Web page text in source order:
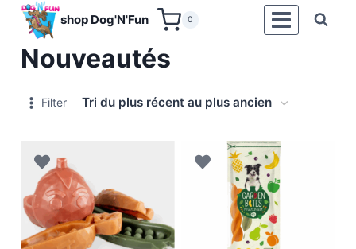
Aller
contenu
shop Dog'N'Fun 0
Nouveautés
Filter